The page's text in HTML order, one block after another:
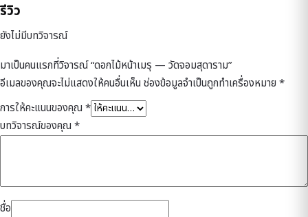
รีวิว
ยังไม่มีบทวิจารณ์
มาเป็นคนแรกที่วิจารณ์ “ดอกไม้หน้าเมรุ — วัดจอมสุดาราม”
อีเมลของคุณจะไม่แสดงให้คนอื่นเห็น ช่องข้อมูลจำเป็นถูกทำเครื่องหมาย *
การให้คะแนนของคุณ *
บทวิจารณ์ของคุณ *
ชื่อ